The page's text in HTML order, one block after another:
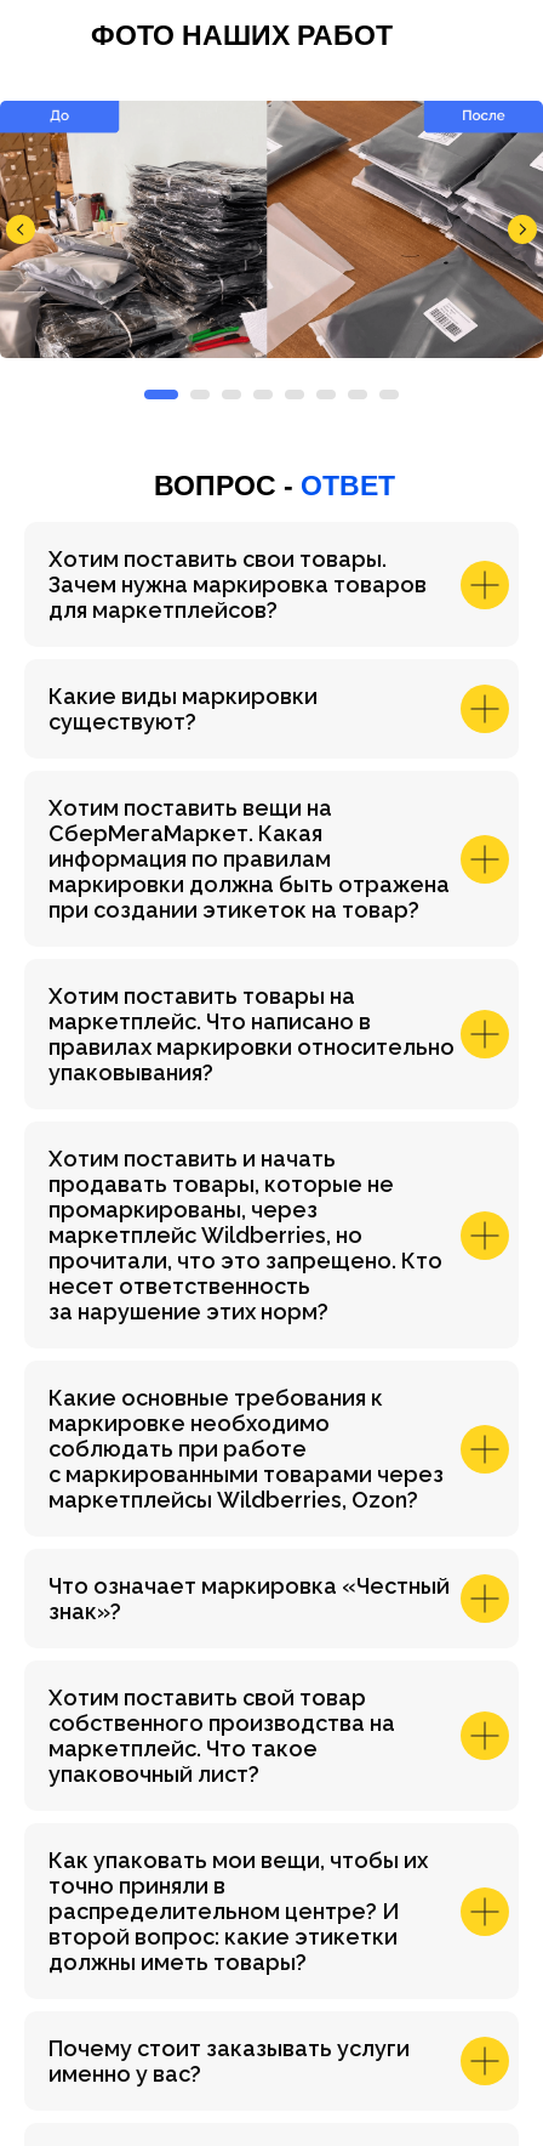
ФОТО НАШИХ РАБОТ
ВОПРОС - ОТВЕТ
Хотим поставить свои товары.
Зачем нужна маркировка товаров
для маркетплейсов?
Какие виды маркировки
существуют?
Хотим поставить вещи на
СберМегаМаркет. Какая
информация по правилам
маркировки должна быть отражена
при создании этикеток на товар?
Хотим поставить товары на
маркетплейс. Что написано в
правилах маркировки относительно
упаковывания?
Хотим поставить и начать
продавать товары, которые не
промаркированы, через
маркетплейс Wildberries, но
прочитали, что это запрещено. Кто
несет ответственность
за нарушение этих норм?
Какие основные требования к
маркировке необходимо
соблюдать при работе
с маркированными товарами через
маркетплейсы Wildberries, Ozon?
Что означает маркировка «Честный
знак»?
Хотим поставить свой товар
собственного производства на
маркетплейс. Что такое
упаковочный лист?
Как упаковать мои вещи, чтобы их
точно приняли в
распределительном центре? И
второй вопрос: какие этикетки
должны иметь товары?
Почему стоит заказывать услуги
именно у вас?